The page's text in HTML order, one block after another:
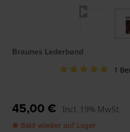
Braunes Lederband
1
45,00 € Incl. 19% MwSt.
● Bald wieder auf Lager